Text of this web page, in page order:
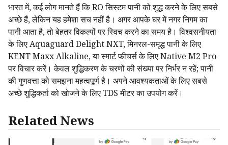
भारत में, कई लोग मानते हैं कि RO सिस्टम पानी को शुद्ध करने के लिए सबसे
अच्छे हैं, लेकिन यह हमेशा सच नहीं है। अगर आपके घर में नगर निगम का
पानी आता है, तो बेहतर विकल्पों पर स्विच करने का समय है। विश्वसनीयता
के लिए Aquaguard Delight NXT, मिनरल-समृद्ध पानी के लिए
KENT Maxx Alkaline, या स्मार्ट फीचर्स के लिए Native M2 Pro
पर विचार करें। केवल शुद्धिकरण के चरणों की संख्या पर निर्भर न रहें; पानी
की गुणवत्ता को समझना महत्वपूर्ण है। अपने आवश्यकताओं के लिए सबसे
अच्छे शुद्धिकर्ता को खोजने के लिए TDS मीटर का उपयोग करें।
Related News